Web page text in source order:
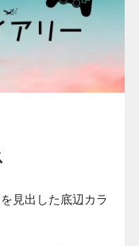
見出した底辺カラ